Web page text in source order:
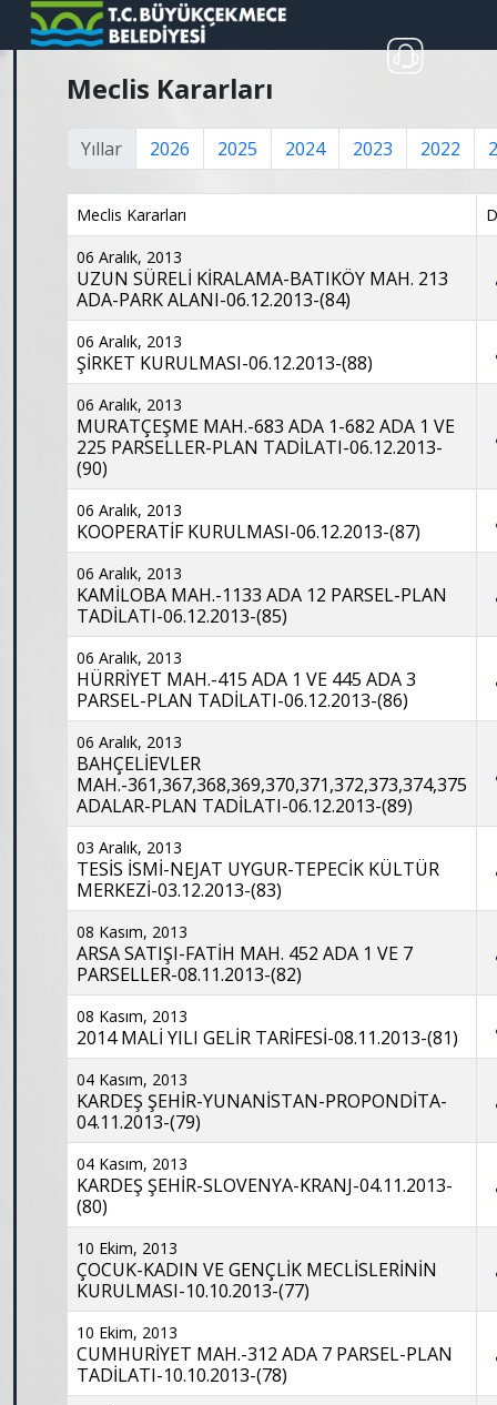
Meclis Kararları
Yıllar 2026 2025 2024 2023 2022
Meclis Kararları
06 Aralık, 2013
UZUN SÜRELİ KİRALAMA-BATIKÖY MAH. 213
ADA-PARK ALANI-06.12.2013-(84)
06 Aralık, 2013
ŞİRKET KURULMASI-06.12.2013-(88)
06 Aralık, 2013
MURATÇEŞME MAH.-683 ADA 1-682 ADA 1 VE
225 PARSELLER-PLAN TADİLATI-06.12.2013-
(90)
06 Aralık, 2013
KOOPERATİF KURULMASI-06.12.2013-(87)
06 Aralık, 2013
KAMİLOBA MAH.-1133 ADA 12 PARSEL-PLAN
TADİLATI-06.12.2013-(85)
06 Aralık, 2013
HÜRRİYET MAH.-415 ADA 1 VE 445 ADA 3
PARSEL-PLAN TADİLATI-06.12.2013-(86)
06 Aralık, 2013
BAHÇELİEVLER
MAH.-361,367,368,369,370,371,372,373,374,375
ADALAR-PLAN TADİLATI-06.12.2013-(89)
03 Aralık, 2013
TESİS İSMİ-NEJAT UYGUR-TEPECİK KÜLTÜR
MERKEZİ-03.12.2013-(83)
08 Kasım, 2013
ARSA SATIŞI-FATİH MAH. 452 ADA 1 VE 7
PARSELLER-08.11.2013-(82)
08 Kasım, 2013
2014 MALİ YILI GELİR TARİFESİ-08.11.2013-(81)
04 Kasım, 2013
KARDEŞ ŞEHİR-YUNANİSTAN-PROPONDİTA-
04.11.2013-(79)
04 Kasım, 2013
KARDEŞ ŞEHİR-SLOVENYA-KRANJ-04.11.2013-
(80)
10 Ekim, 2013
ÇOCUK-KADIN VE GENÇLİK MECLİSLERİNİN
KURULMASI-10.10.2013-(77)
10 Ekim, 2013
CUMHURİYET MAH.-312 ADA 7 PARSEL-PLAN
TADİLATI-10.10.2013-(78)